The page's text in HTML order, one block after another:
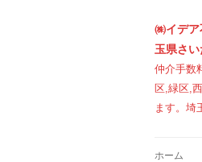
㈱イデ
玉県さ
仲介手数
区,緑区,
ます。埼
ホーム